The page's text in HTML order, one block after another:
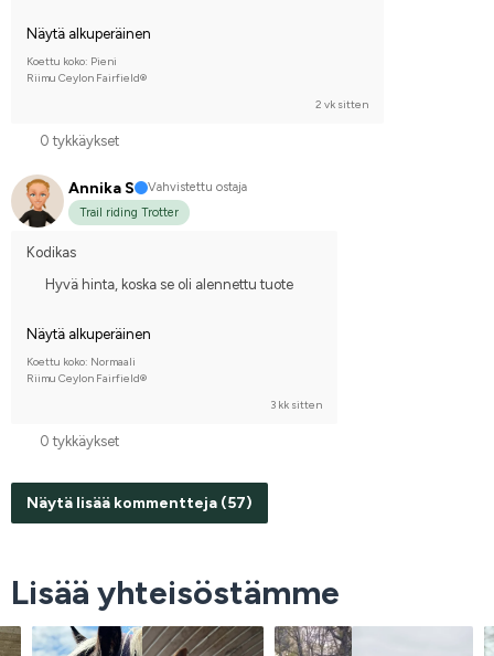
Näytä alkuperäinen
Koettu koko: Pieni
Riimu Ceylon Fairfield®
2 vk sitten
0 tykkäykset
Annika S
Vahvistettu ostaja
Trail riding Trotter
Kodikas
Hyvä hinta, koska se oli alennettu tuote
Näytä alkuperäinen
Koettu koko: Normaali
Riimu Ceylon Fairfield®
3 kk sitten
0 tykkäykset
Näytä lisää kommentteja (57)
Lisää yhteisöstämme